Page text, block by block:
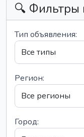
🔍 Фильтры
Тип объявления:
Регион:
Город: